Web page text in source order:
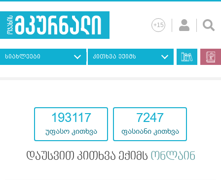
სიახლეები კითხვა ექიმს
193117
უფასო კითხვა
7247
ფასიანი კითხვა
დაუსვით კითხვა ექიმს ონლაინ